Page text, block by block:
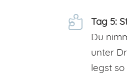

Tag 5:
Du
unter
legst